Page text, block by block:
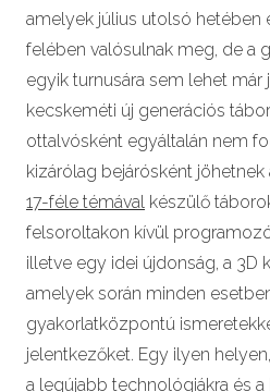
amelyek július utolsó hetében
felében valósulnak meg, de a
egyik turnusára sem lehet már
kecskeméti új generációs
ottalvósként egyáltalán nem
kizárólag bejárósként jöhetnek
17-féle témával készülő
felsoroltakon kívül
illetve egy idei újdonság, a 3D
amelyek során minden
gyakorlatközpontú
jelentkezőket. Egy ilyen
a legújabb technológiákra és a